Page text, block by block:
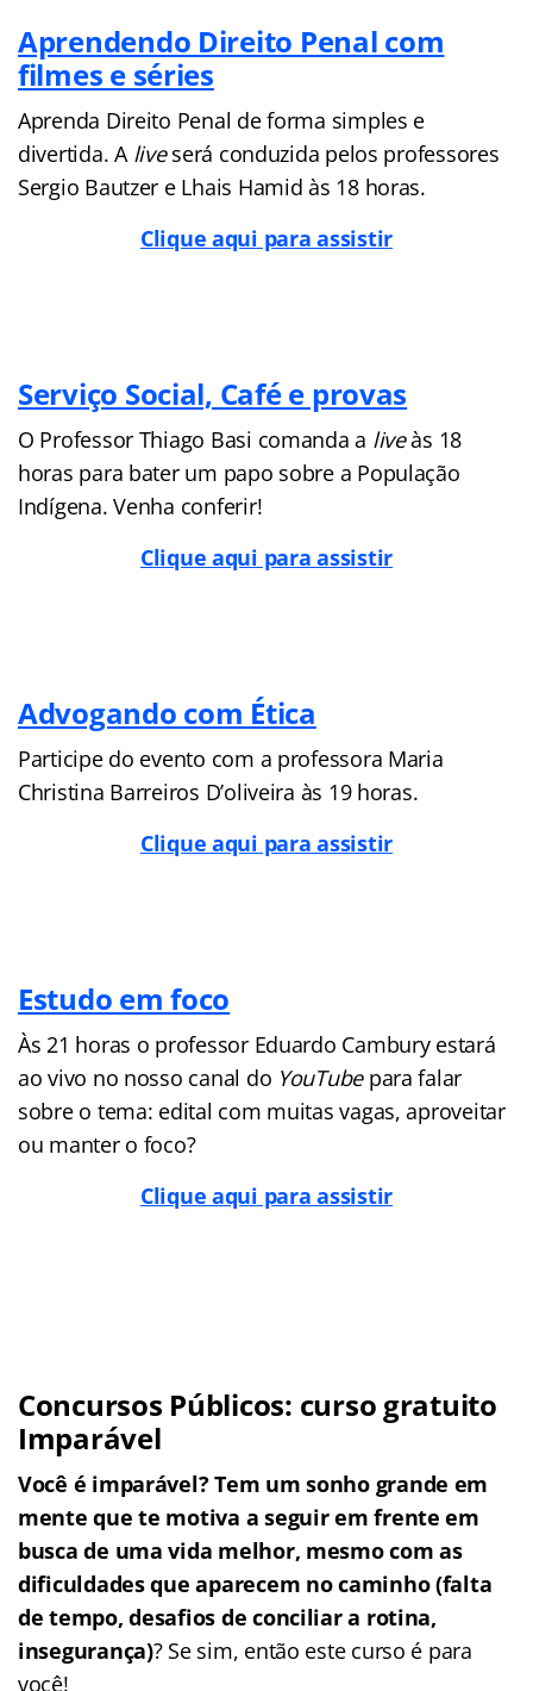
Aprendendo Direito Penal com
filmes e séries
Aprenda Direito Penal de forma simples e
divertida. A liveserá conduzida pelos professores
Sergio Bautzer e Lhais Hamid às 18 horas.
Clique aqui para assistir
Serviço Social, Café e provas
O Professor Thiago Basi comanda a liveàs 18
horas para bater um papo sobre a População
Indígena. Venha conferir!
Clique aqui para assistir
Advogando com Ética
Participe do evento com a professora Maria
Christina Barreiros D’oliveira às 19 horas.
Clique aqui para assistir
Estudo em foco
Às 21 horas o professor Eduardo Cambury estará
ao vivo no nosso canal do YouTubepara falar
sobre o tema: edital com muitas vagas, aproveitar
ou manter o foco?
Clique aqui para assistir
Concursos Públicos: curso gratuito
Imparável
Você é imparável? Tem um sonho grande em
mente que te motiva a seguir em frente em
busca de uma vida melhor, mesmo com as
dificuldades que aparecem no caminho (falta
de tempo, desafios de conciliar a rotina,
insegurança)? Se sim, então este curso é para
você!